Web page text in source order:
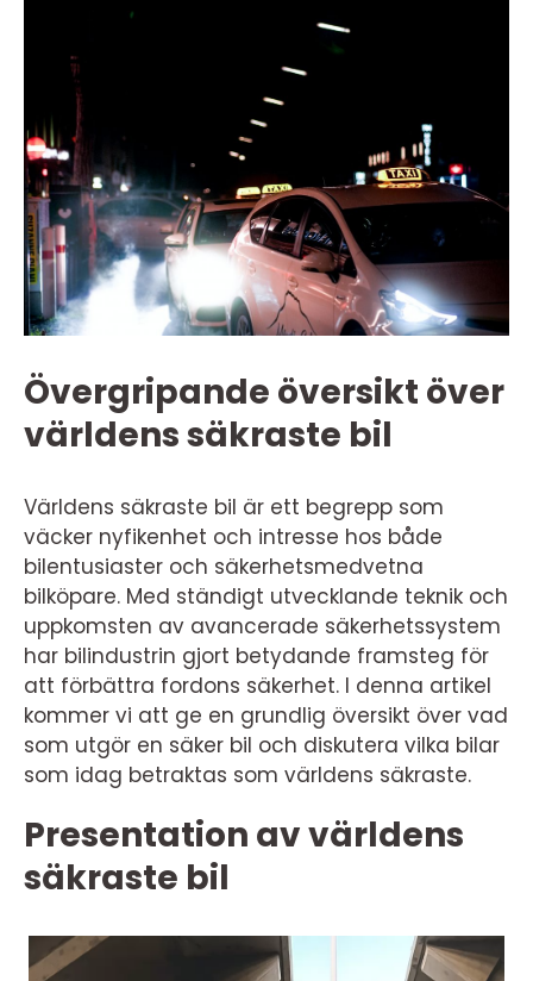
Övergripande översikt över
världens säkraste bil
Världens säkraste bil är ett begrepp som
väcker nyfikenhet och intresse hos både
bilentusiaster och säkerhetsmedvetna
bilköpare. Med ständigt utvecklande teknik och
uppkomsten av avancerade säkerhetssystem
har bilindustrin gjort betydande framsteg för
att förbättra fordons säkerhet. I denna artikel
kommer vi att ge en grundlig översikt över vad
som utgör en säker bil och diskutera vilka bilar
som idag betraktas som världens säkraste.
Presentation av världens
säkraste bil